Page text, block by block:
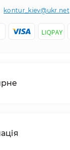
kontur_kiev@ukr.net